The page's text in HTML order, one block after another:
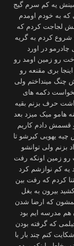
یه کم سرم گیج
به خودم اومدم
لجاجت کردم که
شروع کردم به گریه
در اورد
رو زمین اومد رو
بری مقنعه رو
چنگ مینداختم ولی
دکمه های
حرف بزنم بقیه
هامو میک میزد بعد
قسمش دادم کاریم
یهویی کیرشو تا
بزنم ولی توانشو
رو زمین اونکه رفت
یه کم نوازشم کرد
کردم که رفت بین
بیرون به بغل
همشون که ارضا شدن
هم مدرسه ایم بود
که گرفته بودن
کنم چند بار با